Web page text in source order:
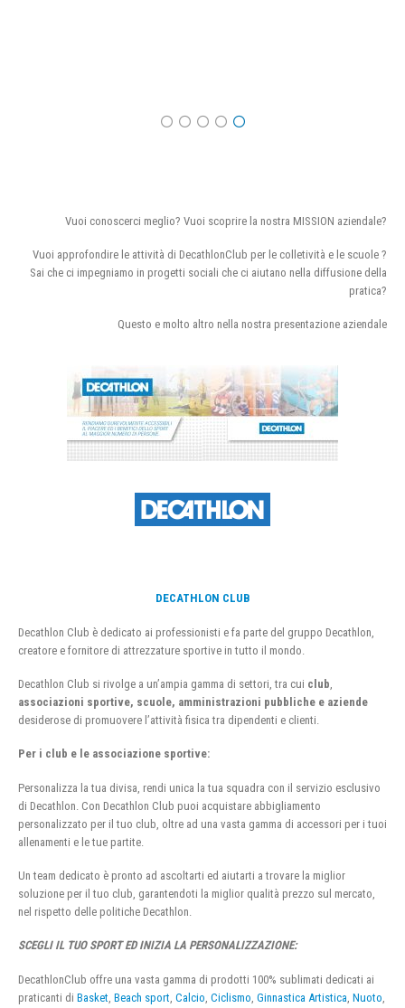
Vuoi conoscerci meglio? Vuoi scoprire la nostra MISSION aziendale?
Vuoi approfondire le attività di DecathlonClub per le colletività e le scuole ?
Sai che ci impegniamo in progetti sociali che ci aiutano nella diffusione della
pratica?
Questo e molto altro nella nostra presentazione aziendale
DECATHLON CLUB
Decathlon Club è dedicato ai professionisti e fa parte del gruppo Decathlon,
creatore e fornitore di attrezzature sportive in tutto il mondo.
Decathlon Club si rivolge a un’ampia gamma di settori, tra cui club
associazioni sportive, scuole, amministrazioni pubbliche e aziende
desiderose di promuovere l’attività fisica tra dipendenti e clienti.
Per i club e le associazione sportive:
Personalizza la tua divisa, rendi unica la tua squadra con il servizio esclusivo
di Decathlon. Con Decathlon Club puoi acquistare abbigliamento
personalizzato per il tuo club, oltre ad una vasta gamma di accessori per i tuoi
allenamenti e le tue partite.
Un team dedicato è pronto ad ascoltarti ed aiutarti a trovare la miglior
soluzione per il tuo club, garantendoti la miglior qualità prezzo sul mercato,
nel rispetto delle politiche Decathlon.
SCEGLI IL TUO SPORT ED INIZIA LA PERSONALIZZAZIONE:
DecathlonClub offre una vasta gamma di prodotti 100% sublimati dedicati ai
praticanti di Basket Beach sport Calcio Ciclismo Ginnastica Artistica Nuoto